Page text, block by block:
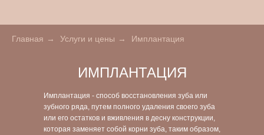
Главная → Услуги и цены → Имплантация
ИМПЛАНТАЦИЯ
Имплантация - способ восстановления зуба или
зубного ряда, путем полного удаления своего зуба
или его остатков и вживления в десну конструкции,
которая заменяет собой корни зуба, таким образом,